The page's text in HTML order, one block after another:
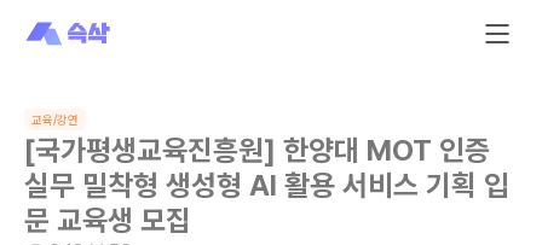
교육/강연
[국가평생교육진흥원] 한양대 MOT 인증
실무 밀착형 생성형 AI 활용 서비스 기획 입
문 교육생 모집